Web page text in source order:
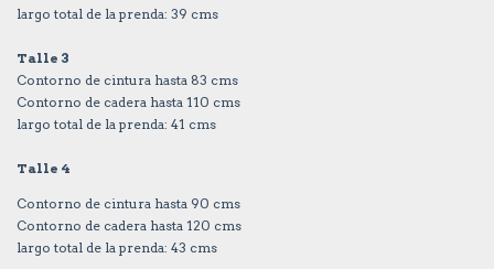
largo total de la prenda: 39 cms
Talle 3
Contorno de cintura hasta 83 cms
Contorno de cadera hasta 110 cms
largo total de la prenda: 41 cms
Talle 4
Contorno de cintura hasta 90 cms
Contorno de cadera hasta 120 cms
largo total de la prenda: 43 cms